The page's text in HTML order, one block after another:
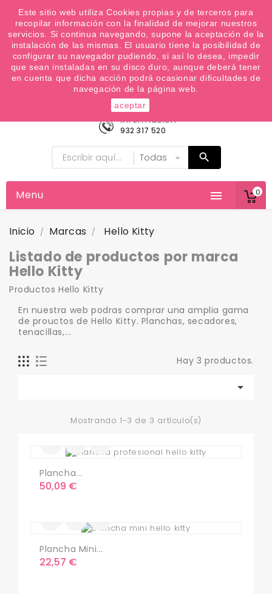
¿Quiere conocer las próximas ofertas del fin de
semana? Apúntate a nuestra Newsletter
Favoritos (0)

0
Información
932 317 520

Menu
Inicio Marcas Hello Kitty
Listado de productos por marca
Hello Kitty
Productos Hello Kitty
En nuestra web podras comprar una amplia gama
de prouctos de Hello Kitty. Planchas, secadores,
tenacillas,...
Hay 3 productos.

Mostrando 1-3 de 3 artículo(s)
Plancha...
Precio
50,09 €
Plancha Mini...
Precio
22,57 €
Este sitio web utiliza Cookies propias y de terceros para
recopilar información con la finalidad de mejorar nuestros
servicios. Si continua navegando, supone la aceptación de la
instalación de las mismas. El usuario tiene la posibilidad de
configurar su navegador pudiendo, si así lo desea, impedir
que sean instaladas en su disco duro, aunque deberá tener
en cuenta que dicha acción podrá ocasionar dificultades de
navegación de la página web.
aceptar